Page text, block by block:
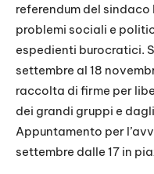
referendum del
problemi sociali e
espedienti burocratici.
settembre al 18
raccolta di firme per
dei grandi gruppi e
Appuntamento per
settembre dalle 17 in